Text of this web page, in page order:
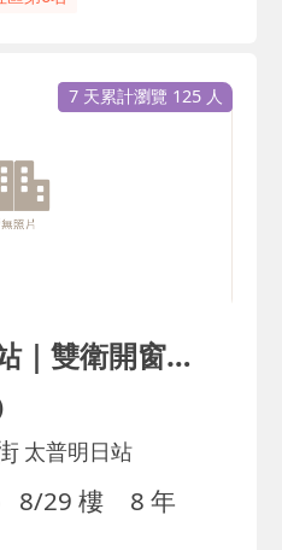
7 天累計瀏覽 125 人
🔥太普明日站｜雙衛開窗｜裝潢三房平車
太普明日站
8/29 樓 8 年